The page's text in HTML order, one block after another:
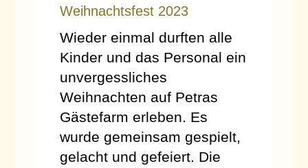
Weihnachtsfest 2023
Wieder einmal durften alle
Kinder und das Personal ein
unvergessliches
Weihnachten auf Petras
Gästefarm erleben. Es
wurde gemeinsam gespielt,
gelacht und gefeiert. Die